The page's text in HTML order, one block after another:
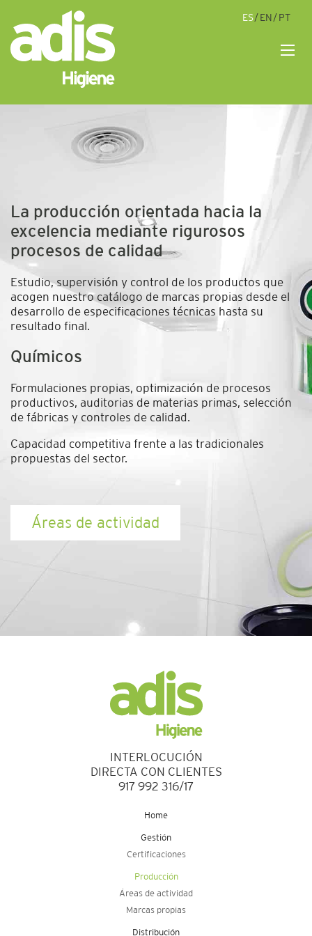
ES EN PT
La producción orientada hacia la
excelencia mediante rigurosos
procesos de calidad
Estudio, supervisión y control de los productos que
acogen nuestro catálogo de marcas propias desde el
desarrollo de especificaciones técnicas hasta su
resultado final.
Químicos
Formulaciones propias, optimización de procesos
productivos, auditorias de materias primas, selección
de fábricas y controles de calidad.
Capacidad competitiva frente a las tradicionales
propuestas del sector.
Áreas de actividad
INTERLOCUCIÓN
DIRECTA CON CLIENTES
917 992 316/17
Home
Gestión
Certificaciones
Producción
Áreas de actividad
Marcas propias
Distribución